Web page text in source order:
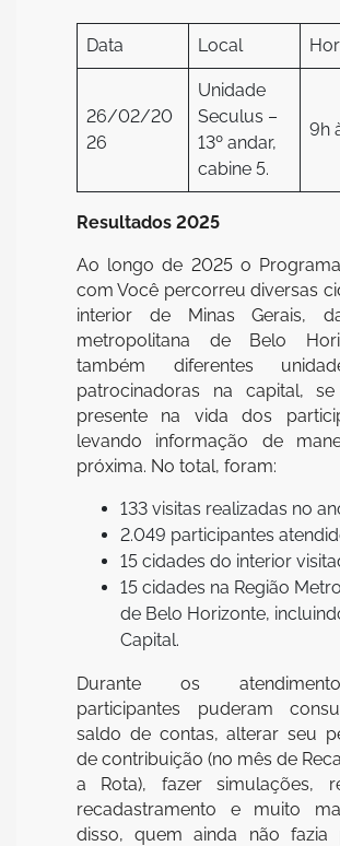
Data Local
26/02/20
26
Unidade
Seculus –
13º andar,
cabine 5.
9h
Resultados 2025
Ao longo de 2025 o
com Você percorreu diversas
interior de Minas Gerais,
metropolitana de Belo
também diferentes
patrocinadoras na capital, se
presente na vida dos
levando informação de
próxima. No total, foram:
133 visitas realizadas no
2.049 participantes
15 cidades do interior
15 cidades na Região
de Belo Horizonte,
Capital.
Durante os
participantes puderam
saldo de contas, alterar seu
de contribuição (no mês de
a Rota), fazer simulações,
recadastramento e muito
disso, quem ainda não fazia